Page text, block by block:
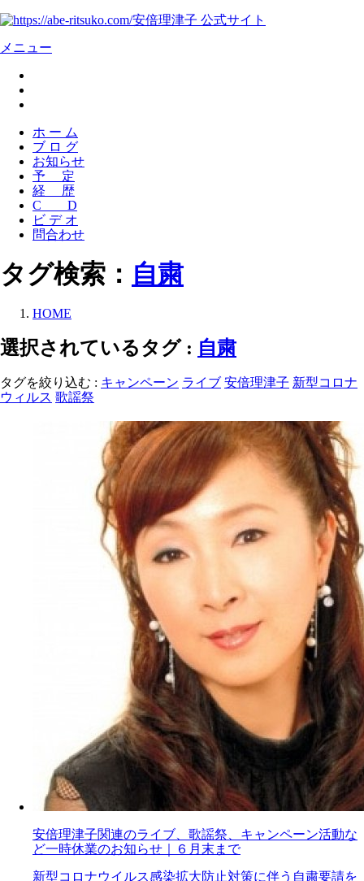
安倍理津子 公式サイト
メニュー
ホ ー ム
ブ ロ グ
お知らせ
予 定
経 歴
C D
ビ デ オ
問合わせ
タグ検索： 自粛
HOME
選択されているタグ : 自粛
タグを絞り込む : キャンペーン ライブ 安倍理津子 新型コロナ
ウィルス 歌謡祭
安倍理津子関連のライブ、歌謡祭、キャンペーン活動な
ど一時休業のお知らせ｜６月末まで
新型コロナウイルス感染拡大防止対策に伴う自粛要請を